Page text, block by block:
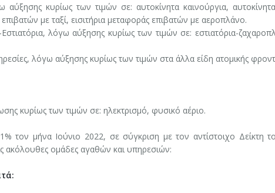
κυρίως των τιμών σε: αυτοκίνητα καινούργια, αυτοκίνητα
με ταξί, εισιτήρια μεταφοράς επιβατών με αεροπλάνο.
λόγω αύξησης κυρίως των τιμών σε: εστιατόρια-
λόγω αύξησης κυρίως των τιμών στα άλλα είδη ατομικής
κυρίως των τιμών σε: ηλεκτρισμό, φυσικό αέριο.
τον μήνα Ιούνιο 2022, σε σύγκριση με τον αντίστοιχο Δείκτη
ακόλουθες ομάδες αγαθών και υπηρεσιών: